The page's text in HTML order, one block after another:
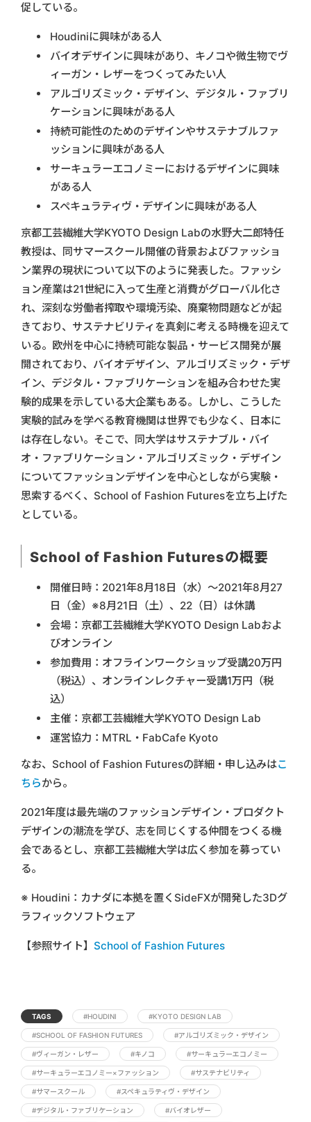
促している。
Houdiniに興味がある人
バイオデザインに興味があり、キノコや微生物でヴ
ィーガン・レザーをつくってみたい人
アルゴリズミック・デザイン、デジタル・ファブリ
ケーションに興味がある人
持続可能性のためのデザインやサステナブルファ
ッションに興味がある人
サーキュラーエコノミーにおけるデザインに興味
がある人
スペキュラティヴ・デザインに興味がある人
京都工芸繊維大学KYOTO Design Labの水野大二郎特任
教授は、同サマースクール開催の背景およびファッショ
ン業界の現状について以下のように発表した。ファッシ
ョン産業は21世紀に入って生産と消費がグローバル化さ
れ、深刻な労働者搾取や環境汚染、廃棄物問題などが起
きており、サステナビリティを真剣に考える時機を迎えて
いる。欧州を中心に持続可能な製品・サービス開発が展
開されており、バイオデザイン、アルゴリズミック・デザ
イン、デジタル・ファブリケーションを組み合わせた実
験的成果を示している大企業もある。しかし、こうした
実験的試みを学べる教育機関は世界でも少なく、日本に
は存在しない。そこで、同大学はサステナブル・バイ
オ・ファブリケーション・アルゴリズミック・デザイン
についてファッションデザインを中心としながら実験・
思索するべく、School of Fashion Futuresを立ち上げた
としている。
School of Fashion Futuresの概要
開催日時：2021年8月18日（水）～2021年8月27
日（金）※8月21日（土）、22（日）は休講
会場：京都工芸繊維大学KYOTO Design Labおよ
びオンライン
参加費用：オフラインワークショップ受講20万円
（税込）、オンラインレクチャー受講1万円（税
込）
主催：京都工芸繊維大学KYOTO Design Lab
運営協力：MTRL・FabCafe Kyoto
なお、School of Fashion Futuresの詳細・申し込みはこ
ちらから。
2021年度は最先端のファッションデザイン・プロダクト
デザインの潮流を学び、志を同じくする仲間をつくる機
会であるとし、京都工芸繊維大学は広く参加を募ってい
る。
※ Houdini：カナダに本拠を置くSideFXが開発した3Dグ
ラフィックソフトウェア
【参照サイト】 School of Fashion Futures
TAGS #HOUDINI #KYOTO DESIGN LAB
#SCHOOL OF FASHION FUTURES #アルゴリズミック・デザイン
#ヴィーガン・レザー #キノコ #サーキュラーエコノミー
#サーキュラーエコノミー×ファッション #サステナビリティ
#サマースクール #スペキュラティヴ・デザイン
#デジタル・ファブリケーション #バイオレザー